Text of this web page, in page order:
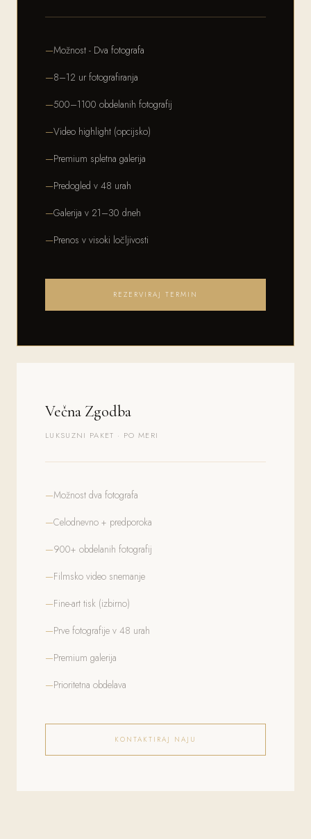
Možnost - Dva fotografa
8–12 ur fotografiranja
500–1100 obdelanih fotografij
Video highlight (opcijsko)
Premium spletna galerija
Predogled v 48 urah
Galerija v 21–30 dneh
Prenos v visoki ločljivosti
REZERVIRAJ TERMIN
Večna Zgodba
LUKSUZNI PAKET · PO MERI
Možnost dva fotografa
Celodnevno + predporoka
900+ obdelanih fotografij
Filmsko video snemanje
Fine-art tisk (izbirno)
Prve fotografije v 48 urah
Premium galerija
Prioritetna obdelava
KONTAKTIRAJ NAJU